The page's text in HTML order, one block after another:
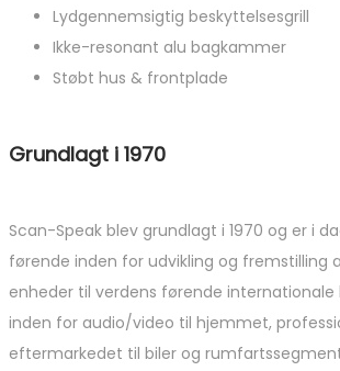
Lydgennemsigtig beskyttelsesgrill
Ikke-resonant alu bagkammer
Støbt hus & frontplade
Grundlagt i 1970
Scan-Speak blev grundlagt i 1970 og er i
førende inden for udvikling og fremstilling
enheder til verdens førende
inden for audio/video til hjemmet,
eftermarkedet til biler og